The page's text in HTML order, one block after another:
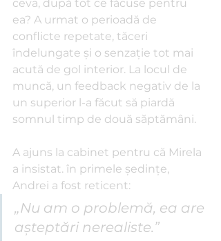
ceva, după tot ce făcuse pentru
ea? A urmat o perioadă de
conflicte repetate, tăceri
îndelungate și o senzație tot mai
acută de gol interior. La locul de
muncă, un feedback negativ de la
un superior l-a făcut să piardă
somnul timp de două săptămâni.
A ajuns la cabinet pentru că Mirela
a insistat. în primele ședințe,
Andrei a fost reticent:
„Nu am o problemă, ea are
așteptări nerealiste.”